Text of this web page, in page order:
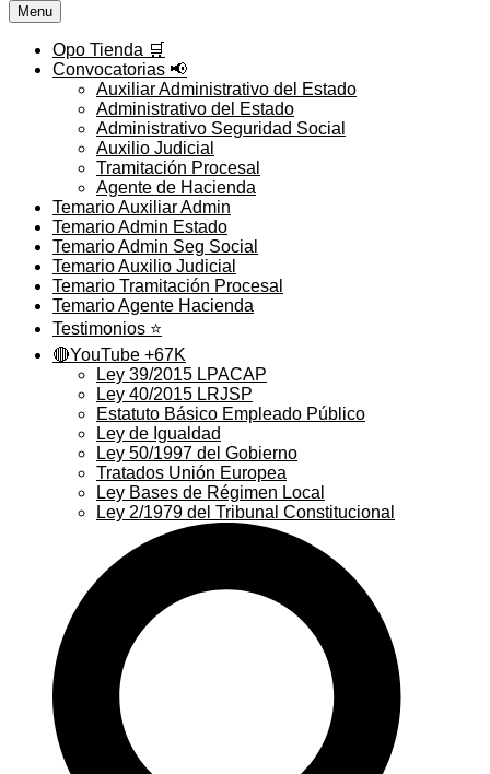
Menu
Opo Tienda 🛒
Convocatorias 📢
Auxiliar Administrativo del Estado
Administrativo del Estado
Administrativo Seguridad Social
Auxilio Judicial
Tramitación Procesal
Agente de Hacienda
Temario Auxiliar Admin
Temario Admin Estado
Temario Admin Seg Social
Temario Auxilio Judicial
Temario Tramitación Procesal
Temario Agente Hacienda
Testimonios ⭐️
🔴YouTube +67K
Ley 39/2015 LPACAP
Ley 40/2015 LRJSP
Estatuto Básico Empleado Público
Ley de Igualdad
Ley 50/1997 del Gobierno
Tratados Unión Europea
Ley Bases de Régimen Local
Ley 2/1979 del Tribunal Constitucional